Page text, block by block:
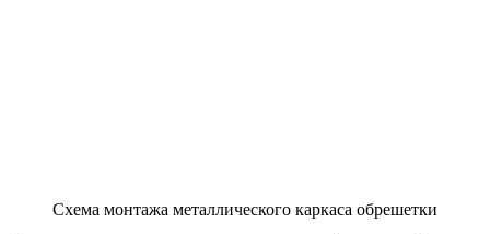
Схема монтажа металлического каркаса обрешетки